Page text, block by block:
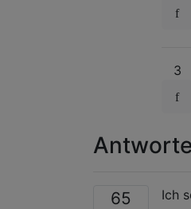
3
65
Ich